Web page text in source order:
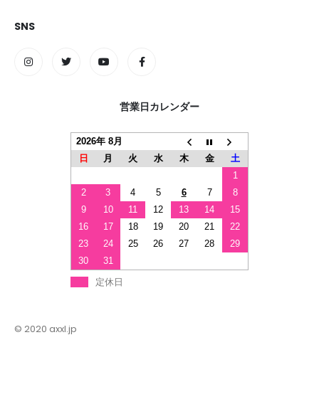
SNS
営業日カレンダー
2026年 8月
日
月 火 水 木 金
土
1
2
3 4 5 6 7
8
9
10 11 12 13 14
15
16
17 18 19 20 21
22
23
24 25 26 27 28
29
30
31
定休日
© 2020 axxl.jp